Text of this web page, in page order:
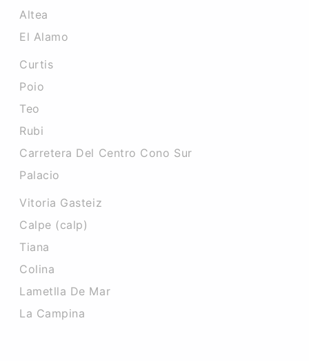
Altea
El Alamo
Curtis
Poio
Teo
Rubi
Carretera Del Centro Cono Sur
Palacio
Vitoria Gasteiz
Calpe (calp)
Tiana
Colina
Lametlla De Mar
La Campina